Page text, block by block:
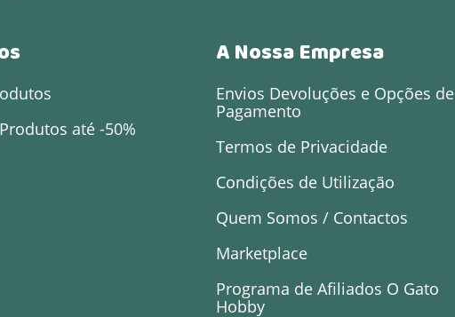
até -50%
A Nossa Empresa
Envios Devoluções e Opções de
Pagamento
Termos de Privacidade
Condições de Utilização
Quem Somos / Contactos
Marketplace
Programa de Afiliados O Gato
Hobby